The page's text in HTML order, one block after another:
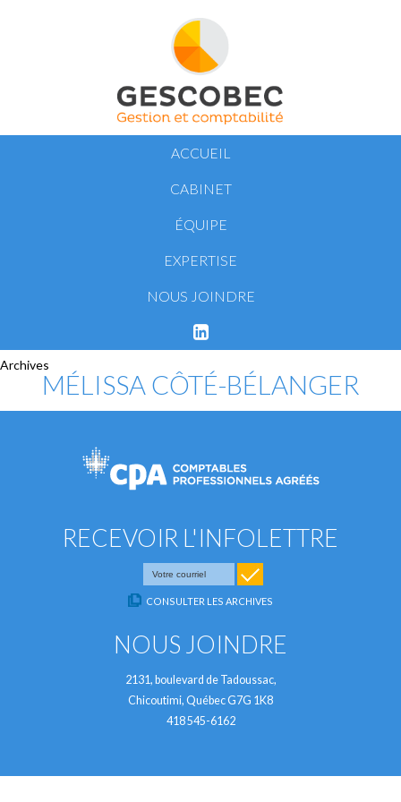
ACCUEIL
CABINET
ÉQUIPE
EXPERTISE
NOUS JOINDRE

Archives
MÉLISSA CÔTÉ-BÉLANGER
RECEVOIR L'INFOLETTRE
CONSULTER LES ARCHIVES
NOUS JOINDRE
2131, boulevard de Tadoussac,
Chicoutimi, Québec G7G 1K8
418 545-6162